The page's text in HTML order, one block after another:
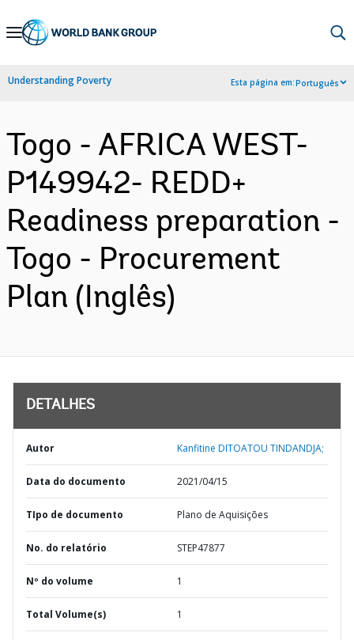
Skip
Navigation
Understanding Poverty Esta página em:Português
Togo - AFRICA WEST-
P149942- REDD+
Readiness preparation -
Togo - Procurement
Plan (Inglês)
DETALHES
Autor Kanfitine DITOATOU TINDANDJA;
Data do documento 2021/04/15
TIpo de documento Plano de Aquisições
No. do relatório STEP47877
Nº do volume 1
Total Volume(s) 1